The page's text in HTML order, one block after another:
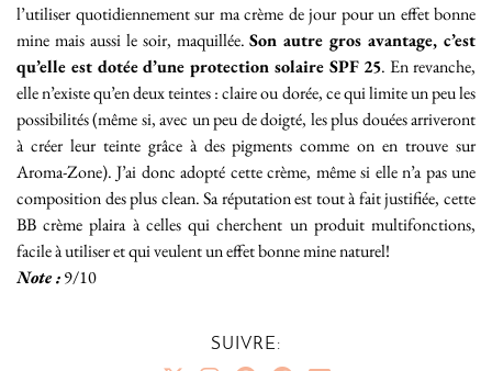
l’utiliser quotidiennement sur ma crème de jour pour un effet bonne
mine mais aussi le soir, maquillée.Son autre gros avantage, c’est
qu’elle est dotée d’une protection solaire SPF 25. En revanche,
elle n’existe qu’en deux teintes : claire ou dorée, ce qui limite un peu les
possibilités (même si, avec un peu de doigté, les plus douées arriveront
à créer leur teinte grâce à des pigments comme on en trouve sur
Aroma-Zone). J’ai donc adopté cette crème, même si elle n’a pas une
composition des plus clean. Sa réputation est tout à fait justifiée, cette
BB crème plaira à celles qui cherchent un produit multifonctions,
facile à utiliser et qui veulent un effet bonne mine naturel!
Note :9/10
SUIVRE: